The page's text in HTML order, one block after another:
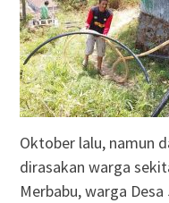
Oktober lalu, namun
dirasakan warga
Merbabu, warga